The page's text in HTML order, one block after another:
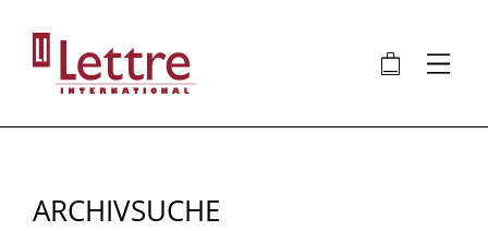
Inhalt
🛍 ⋮
ARCHIVSUCHE